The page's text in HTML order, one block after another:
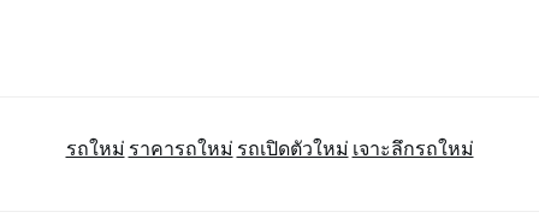
รถใหม่ ราคารถใหม่ รถเปิดตัวใหม่ เจาะลึกรถใหม่